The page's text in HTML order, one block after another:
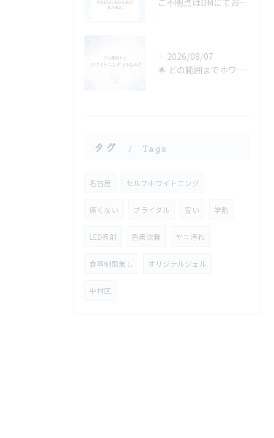
ご不明点はDMにてお気軽にお問い合わせください✨🩷
2026/08/07
🌟 どの範囲までホワイトニングできるの？ 🌟
タグ Tags
名古屋 セルフホワイトニング
痛くない ブライダル 安い 学割
LED照射 色素沈着 ヤニ汚れ
食事制限無し オリジナルジェル
中村区